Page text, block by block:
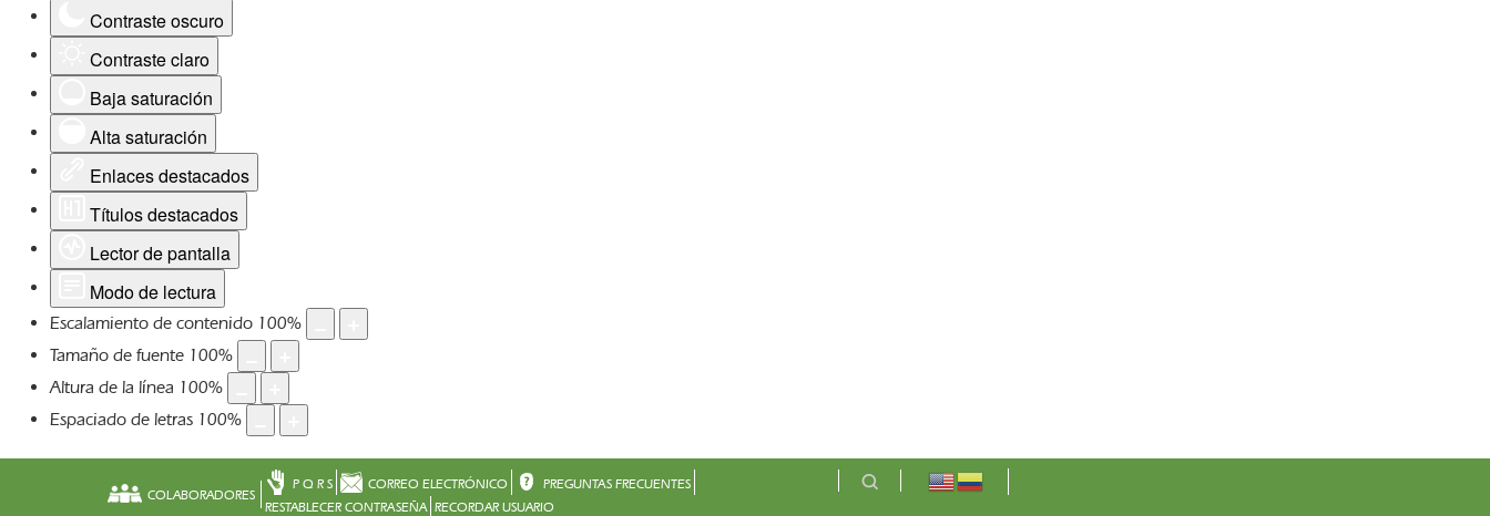
Contraste oscuro
Contraste claro
Baja saturación
Alta saturación
Enlaces destacados
Títulos destacados
Lector de pantalla
Modo de lectura
Escalamiento de contenido 100%
Tamaño de fuente 100%
Altura de la línea 100%
Espaciado de letras 100%
COLABORADORES
P Q R S CORREO ELECTRÓNICO
PREGUNTAS FRECUENTES
RESTABLECER CONTRASEÑA RECORDAR USUARIO